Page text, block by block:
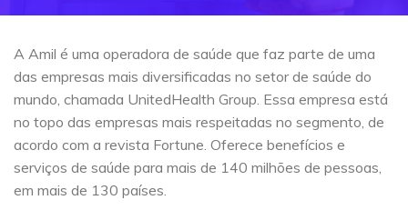
A Amil é uma operadora de saúde que faz parte de uma
das empresas mais diversificadas no setor de saúde do
mundo, chamada UnitedHealth Group. Essa empresa está
no topo das empresas mais respeitadas no segmento, de
acordo com a revista Fortune. Oferece benefícios e
serviços de saúde para mais de 140 milhões de pessoas,
em mais de 130 países.